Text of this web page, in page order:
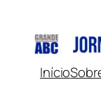
conteúdo
Início